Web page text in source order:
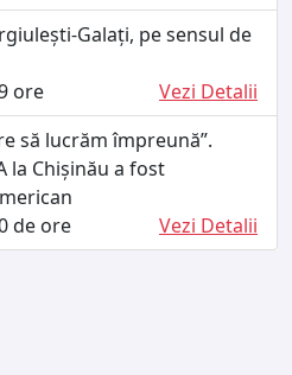
Galați, pe sensul de
ore
Vezi Detalii
să lucrăm împreună”.
la Chișinău a fost
de ore Vezi Detalii